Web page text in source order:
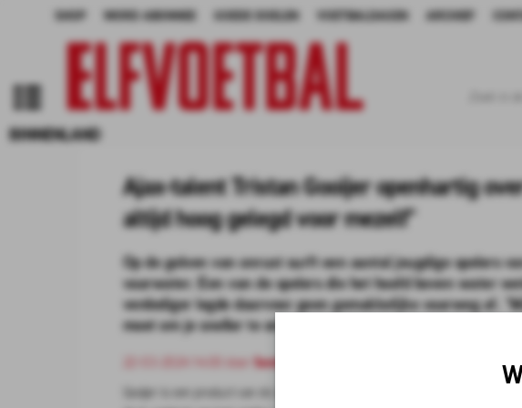
SHOP WORD ABONNEE GOEDE DOELEN VOETBALDAGEN ARCHIEF
BINNENLAND
Ajax-talent Tristan Gooijer openhartig
altijd hoog gelegd voor mezelf"
Op de golven van onrust surft een aantal jeugdige spelers
vaarwater. Een van de spelers die het hoofd boven water
verdediger legde daarvoor geen gemakkelijke vaarweg af.
moet om je sneller te ontwikkelen."
22-03-2024 14:00 door Sander Berends
Gooijer is een product van de zogenaamde Generatie Z (bouwjaar 1995-